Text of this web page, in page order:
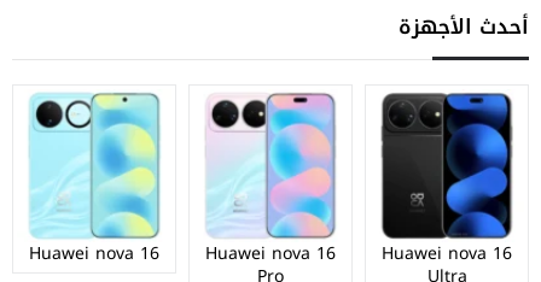
أحدث الأجهزة
Huawei nova 16
Huawei nova 16
Huawei nova 16